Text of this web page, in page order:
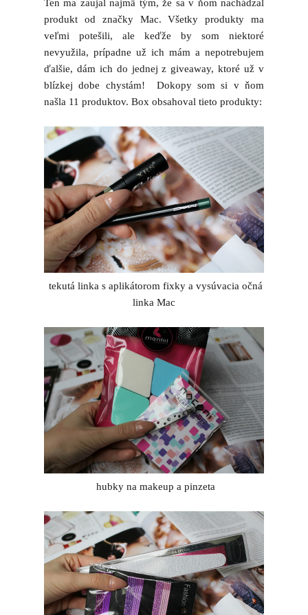
Ten ma zaujal najmä tým, že sa v ňom nachádzal
produkt od značky Mac. Všetky produkty ma
veľmi potešili, ale keďže by som niektoré
nevyužila, prípadne už ich mám a nepotrebujem
ďalšie, dám ich do jednej z giveaway, ktoré už v
blízkej dobe chystám! Dokopy som si v ňom
našla 11 produktov. Box obsahoval tieto produkty:
tekutá linka s aplikátorom fixky a vysúvacia očná
linka Mac
hubky na makeup a pinzeta